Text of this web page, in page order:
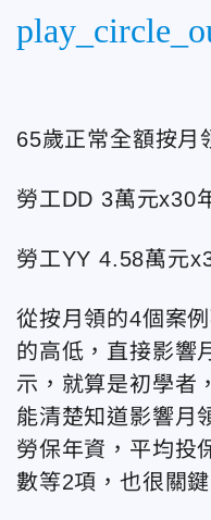
65歲正常全額按月
勞工DD 3萬元x30
勞工YY 4.58萬元
從按月領的4個案
的高低，直接影響
示，就算是初學者
能清楚知道影響月
勞保年資，平均投
數等2項，也很關鍵